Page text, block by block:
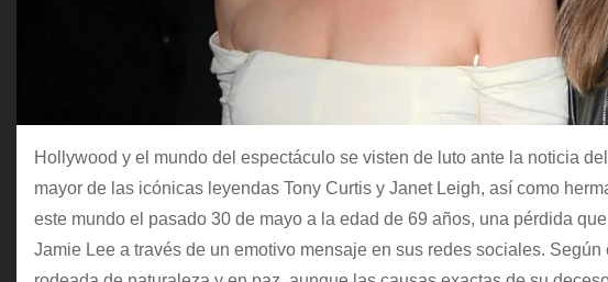
Hollywood y el mundo del espectáculo se visten de luto ante la noticia
mayor de las icónicas leyendas Tony Curtis y Janet Leigh, así como
este mundo el pasado 30 de mayo a la edad de 69 años, una pérdida
Jamie Lee a través de un emotivo mensaje en sus redes sociales.